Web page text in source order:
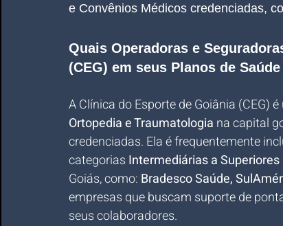
e Convênios Médicos credenciadas,
Quais Operadoras e
(CEG) em seus Planos de
A Clínica do Esporte de Goiânia (CEG)
Ortopedia e Traumatologia na capital
credenciadas. Ela é frequentemente
categorias Intermediárias a Superiores
Goiás, como: Bradesco Saúde,
empresas que buscam suporte de
seus colaboradores.